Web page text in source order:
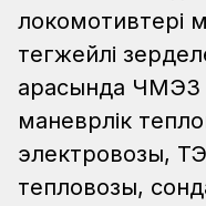
локомотивтері
тегжейлі
арасында ЧМЭ3
маневрлік
электровозы,
тепловозы,